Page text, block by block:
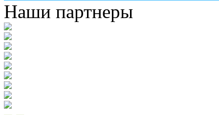
Наши партнеры